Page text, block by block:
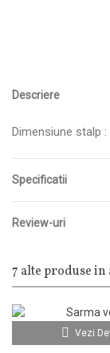
Descriere
Dimensiune stalp :
Specificatii
Review-uri
7 alte produse in
Vezi